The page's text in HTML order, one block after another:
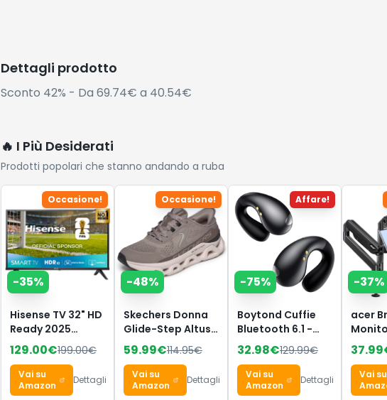
Dettagli prodotto
Sconto 42% - Da 69.74€ a 40.54€
🔥 I Più Desiderati
Prodotti popolari che stanno andando a ruba
Occasione!
-35%
Hisense TV 32" HD
Ready 2025
32E43QT, Smart
TV VIDAA U8,
Airplay2, Game
Mode, Works with
129.00€199.00€
Vai su
Amazon
Dettagli
Occasione!
-48%
Skechers Donna
Glide-Step Altus
Slip-In
ALLENATRICE, Dark
Taupe
Synthetic/Mesh/Trim,
59.99€114.95€
Vai su
Amazon
Dettagli
Affare!
-75%
Boytond Cuffie
Bluetooth 6.1 -
Sports Wireless
Auricolari Clip
Orecchio
Elegante
32.98€129.99€
Vai su
Amazon
Dettagli
-37%
acer
17"-32"
37.99
Vai su